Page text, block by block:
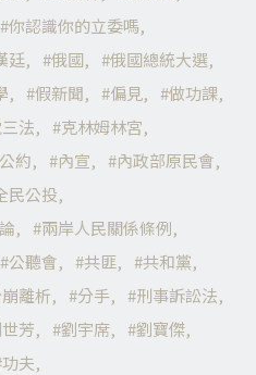
你認識你的立委嗎
廷 俄國
俄國總統大選
假新聞 偏見
做功課
法
克林姆林宮
約 內宣
內政部原民會
民公投
兩岸人民關係條例
公聽會 共匪
共和黨
離析 分手
刑事訴訟法
芳 劉宇席
劉寶傑
功夫